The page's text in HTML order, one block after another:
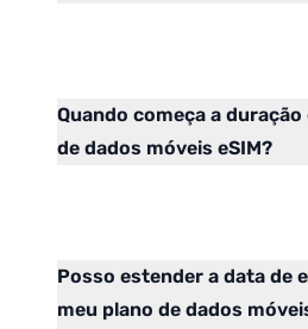
Quando começa a
de dados móveis eSIM?
Posso estender a data de
meu plano de dados